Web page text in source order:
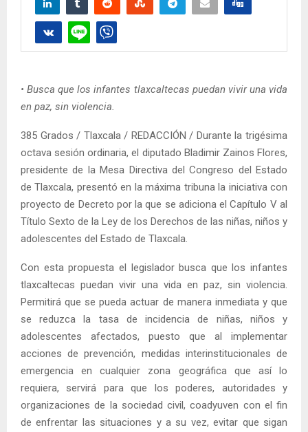
• Busca que los infantes tlaxcaltecas puedan vivir una vida
en paz, sin violencia.
385 Grados / Tlaxcala / REDACCIÓN / Durante la trigésima
octava sesión ordinaria, el diputado Bladimir Zainos Flores,
presidente de la Mesa Directiva del Congreso del Estado
de Tlaxcala, presentó en la máxima tribuna la iniciativa con
proyecto de Decreto por la que se adiciona el Capítulo V al
Título Sexto de la Ley de los Derechos de las niñas, niños y
adolescentes del Estado de Tlaxcala.
Con esta propuesta el legislador busca que los infantes
tlaxcaltecas puedan vivir una vida en paz, sin violencia.
Permitirá que se pueda actuar de manera inmediata y que
se reduzca la tasa de incidencia de niñas, niños y
adolescentes afectados, puesto que al implementar
acciones de prevención, medidas interinstitucionales de
emergencia en cualquier zona geográfica que así lo
requiera, servirá para que los poderes, autoridades y
organizaciones de la sociedad civil, coadyuven con el fin
de enfrentar las situaciones y a su vez, evitar que sigan